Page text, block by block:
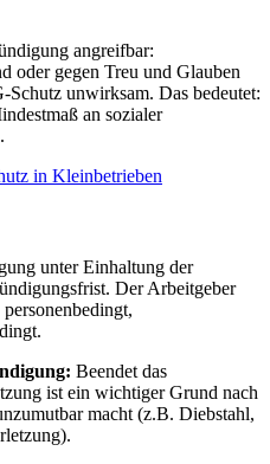
angreifbar:
oder gegen Treu und Glauben
Schutz unwirksam. Das bedeutet:
an sozialer
in Kleinbetrieben
unter Einhaltung der
Der Arbeitgeber
Beendet das
ist ein wichtiger Grund nach
macht (z.B. Diebstahl,